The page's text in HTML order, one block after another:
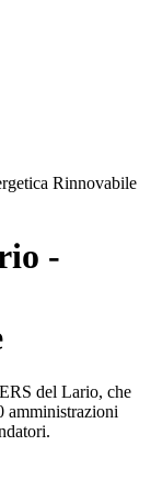
Rinnovabile
-
del Lario, che
amministrazioni